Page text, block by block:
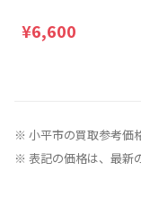
¥6,600
※ 小平市の買取参考価
※ 表記の価格は、最新